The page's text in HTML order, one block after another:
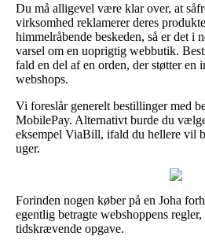
Du må alligevel være klar over, at
virksomhed reklamerer deres
himmelråbende beskeden, så er det i
varsel om en uoprigtig webbutik.
fald en del af en orden, der støtter en
webshops.
Vi foreslår generelt bestillinger med
MobilePay. Alternativt burde du
eksempel ViaBill, ifald du hellere vil
uger.
Forinden nogen køber på en Joha
egentlig betragte webshoppens
tidskrævende opgave.